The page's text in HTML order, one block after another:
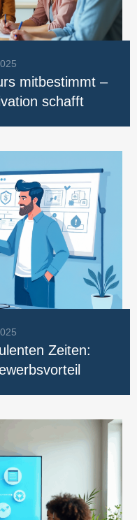
mitbestimmt –
schafft
Zeiten: